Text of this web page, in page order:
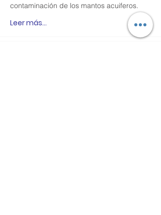
contaminación de los mantos acuiferos.
Leer más...